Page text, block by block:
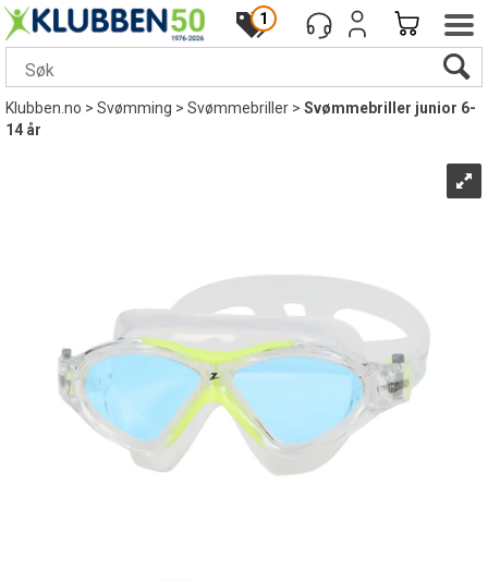
1
Klubben.no>Svømming>Svømmebriller>Svømmebriller junior 6-
14 år